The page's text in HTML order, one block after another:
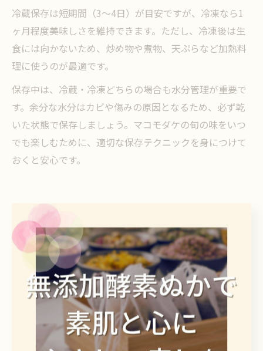
冷蔵保存は短期間（3〜4日）が目安ですが、冷凍なら1
ヶ月程度美味しさを維持できます。ただし、冷凍後は生
食には向かないため、炒め物や煮物、天ぷらなど加熱料
理に使うのが最適です。
保存中は、冷蔵・冷凍どちらの場合も水分管理が重要で
す。余分な水分はカビや傷みの原因となるため、必ず乾
いた状態で保存しましょう。マコモダケの旬の味をいつ
でも楽しむために、適切な保存テクニックを身につけて
おくと安心です。
健康を意識する人に注目のマコモ豆知
識
マコモが体にいい理由と注目の栄養素解説
マコモが健康に良いとされる主な理由は、豊富な栄養素
と体への優しい作用にあります。マコモダケはビタミン
B群やカリウム、マグネシウム、食物繊維など、多くの